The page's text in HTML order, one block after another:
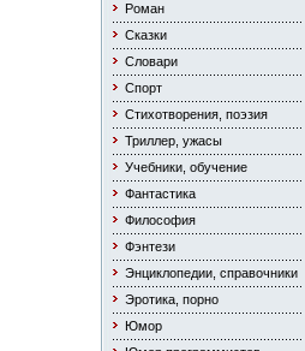
Роман
Сказки
Словари
Спорт
Стихотворения, поэзия
Триллер, ужасы
Учебники, обучение
Фантастика
Философия
Фэнтези
Энциклопедии, справочники
Эротика, порно
Юмор